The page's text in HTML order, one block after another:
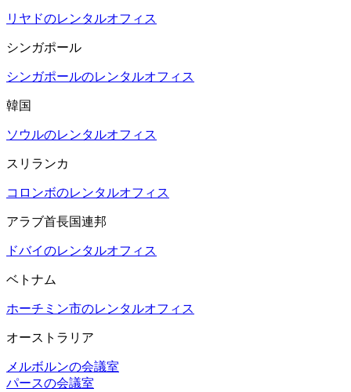
リヤドのレンタルオフィス
シンガポール
シンガポールのレンタルオフィス
韓国
ソウルのレンタルオフィス
スリランカ
コロンボのレンタルオフィス
アラブ首長国連邦
ドバイのレンタルオフィス
ベトナム
ホーチミン市のレンタルオフィス
オーストラリア
メルボルンの会議室
パースの会議室